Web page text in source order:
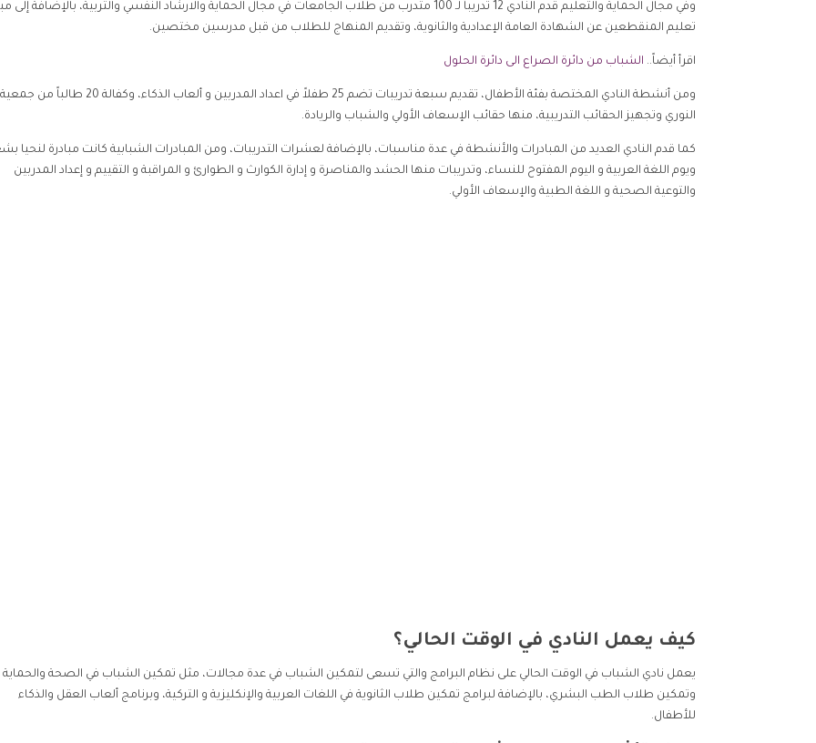
وفي مجال الحماية والتعليم قدم النادي 12 تدريباً لـ 100 متدرب من طلاب الجامعات في مجال الحماية والارشاد النفسي والتربية، بالإضافة إلى
تعليم المنقطعين عن الشهادة العامة الإعدادية والثانوية، وتقديم المنهاج للطلاب من قبل مدرسين مختصين.
اقرأ أيضاً.. الشباب من دائرة الصراع الى دائرة الحلول
ومن أنشطة النادي المختصة بفئة الأطفال، تقديم سبعة تدريبات تضم 25 طفلاً في اعداد المدربين و ألعاب الذكاء، وكفالة 20 طالباً من جمعية
النوري وتجهيز الحقائب التدريبية، منها حقائب الإسعاف الأولي والشباب والريادة.
كما قدم النادي العديد من المبادرات والأنشطة في عدة مناسبات، بالإضافة لعشرات التدريبات، ومن المبادرات الشبابية كانت مبادرة لنحيا
ويوم اللغة العربية و اليوم المفتوح للنساء، وتدريبات منها الحشد والمناصرة و إدارة الكوارث و الطوارئ و المراقبة و التقييم و إعداد المدربين
والتوعية الصحية و اللغة الطبية والإسعاف الأولي.
كيف يعمل النادي في الوقت الحالي؟
يعمل نادي الشباب في الوقت الحالي على نظام البرامج والتي تسعى لتمكين الشباب في عدة مجالات، مثل تمكين الشباب في الصحة والحماية
وتمكين طلاب الطب البشري، بالإضافة لبرامج تمكين طلاب الثانوية في اللغات العربية والإنكليزية و التركية، وبرنامج ألعاب العقل والذكاء
للأطفال.